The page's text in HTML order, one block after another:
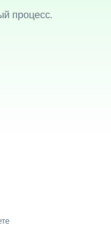
процесс.